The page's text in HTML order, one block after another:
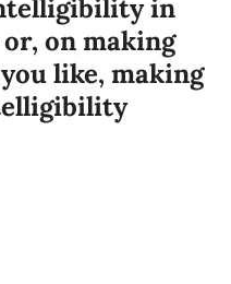
in
on making
like, making